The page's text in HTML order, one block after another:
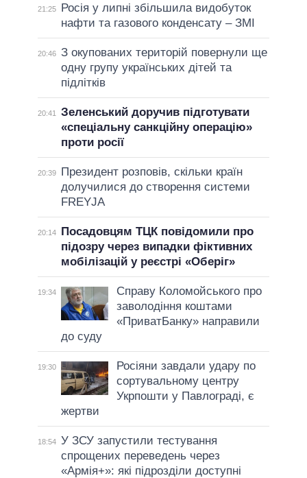
21:25
Росія у липні збільшила видобуток
нафти та газового конденсату – ЗМІ
20:46 З окупованих територій повернули ще
одну групу українських дітей та
підлітків
20:41
Зеленський доручив підготувати
«спеціальну санкційну операцію»
проти росії
20:39
Президент розповів, скільки країн
долучилися до створення системи
FREYJA
20:14
Посадовцям ТЦК повідомили про
підозру через випадки фіктивних
мобілізацій у реєстрі «Оберіг»
19:34
Справу Коломойського про
заволодіння коштами
«ПриватБанку» направили
до суду
19:30
Росіяни завдали удару по
сортувальному центру
Укрпошти у Павлограді, є
жертви
18:54 У ЗСУ запустили тестування
спрощених переведень через
«Армія+»: які підрозділи доступні